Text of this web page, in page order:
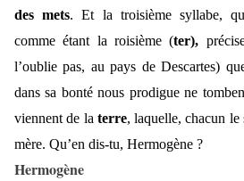
des mets. Et la troisième syllabe,
comme étant la roisième (ter),
l’oublie pas, au pays de Descartes)
dans sa bonté nous prodigue ne
viennent de la terre, laquelle, chacun le
mère. Qu’en dis-tu, Hermogène ?
Hermogène